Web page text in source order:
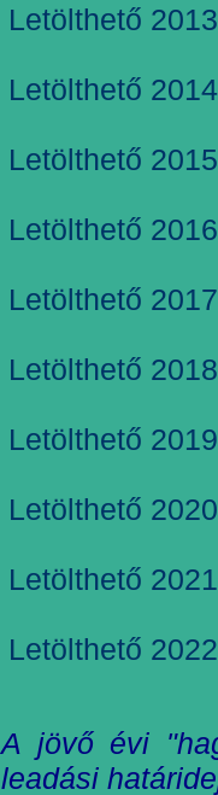
Letölthető
Letölthető
Letölthető
Letölthető
Letölthető
Letölthető
Letölthető
Letölthető
Letölthető
Letölthető
A jövő évi
leadási